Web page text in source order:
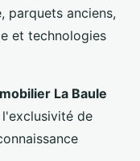
parquets anciens,
et technologies
La Baule
de